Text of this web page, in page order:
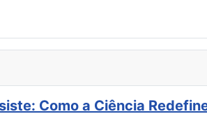
Como a Ciência